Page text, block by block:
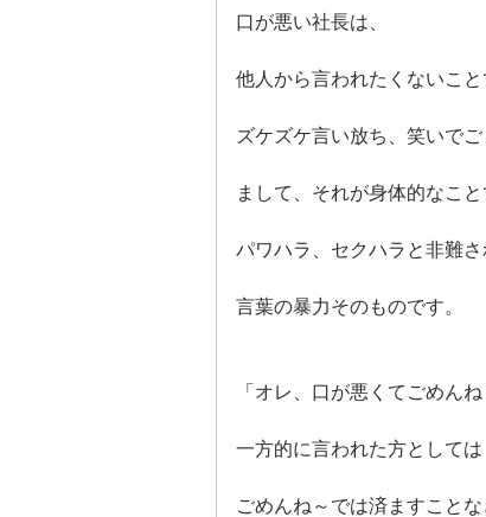
口が悪い社長は、
他人から言われたくないこと
ズケズケ言い放ち、笑いでご
まして、それが身体的なこ
パワハラ、セクハラと非難
言葉の暴力そのものです。
「オレ、口が悪くてごめん
一方的に言われた方としては
ごめんね～では済ますこと